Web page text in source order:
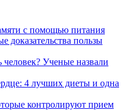
с помощью питания
доказательства пользы
Ученые назвали
4 лучших диеты и одна
контролируют прием